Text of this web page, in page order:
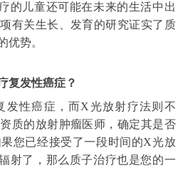
的儿童还可能在未来的生活中出
有关生长、发育的研究证实了质
优势。
复发性癌症？
发性癌症，而X光放射疗法则不
质的放射肿瘤医师，确定其是否
您已经接受了一段时间的X光放
射了，那么质子治疗也是您的一